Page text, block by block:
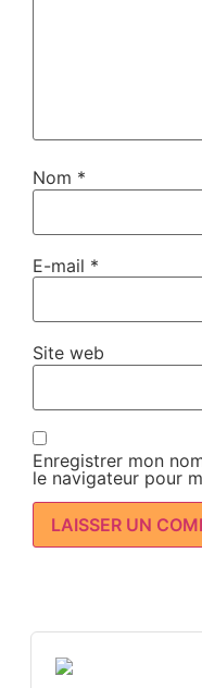
Nom *
E-mail *
Site web
Enregistrer mon
le navigateur pour